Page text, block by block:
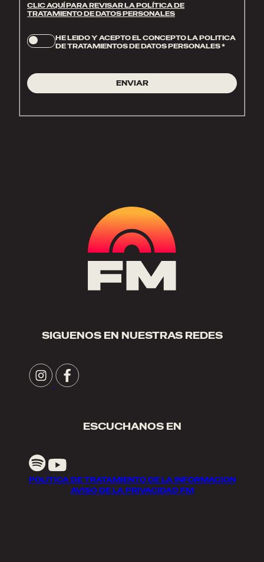
CLIC AQUÍ PARA REVISAR LA POLÍTICA DE
TRATAMIENTO DE DATOS PERSONALES
HE LEIDO Y ACEPTO EL CONCEPTO LA POLITICA
DE TRATAMIENTOS DE DATOS PERSONALES*
ENVIAR
SIGUENOS EN NUESTRAS REDES
ESCUCHANOS EN
POLITICA DE TRATAMIENTO DE LA INFORMACION
AVISO DE LA PRIVACIDAD FM